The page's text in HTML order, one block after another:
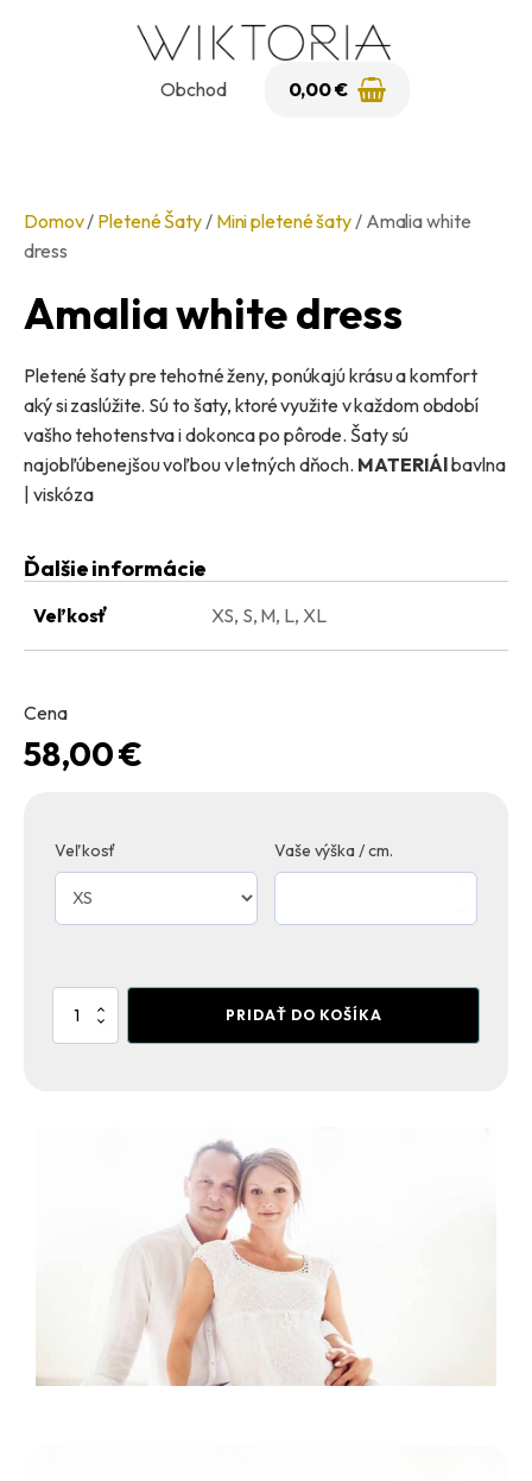
Obchod 0,00€
PLETENÉ ŠATY
Dlhé pletené šaty
Mini pletené šaty
KATEGORIE
Na zimu
Elegance
PLETENÉ SVETRE
Pletené tričká
Tuniky
Kabáty
Detské pletené svetre
PLETENÉ ŠATY
Dlhé pletené šaty
Mini pletené šaty
PLETENÉ SVETRE
Pletené tričká
Elegance
Domov/ Pletené Šaty / Mini pletené šaty / Amalia white
dress
Amalia white dress
Pletené šaty pre tehotné ženy, ponúkajú krásu a komfort
aký si zaslúžite. Sú to šaty, ktoré využite v každom období
vašho tehotenstva i dokonca po pôrode. Šaty sú
najobľúbenejšou voľbou v letných dňoch. MATERIÁlbavlna
| viskóza
Ďalšie informácie
Veľkosť XS, S, M, L, XL
Cena
58,00€
Veľkosť Vaše výška / cm.
množstvo
PRIDAŤ DO KOŠÍKA